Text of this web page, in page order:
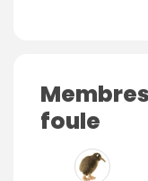
foule